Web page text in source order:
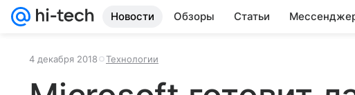
Новости Обзоры Статьи
4 декабря 2018 Технологии